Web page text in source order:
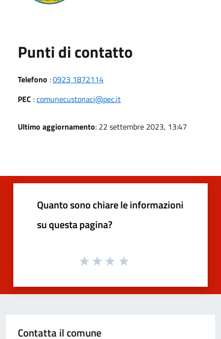
Punti di contatto
Telefono :0923 1872114
PEC :comunecustonaci@pec.it
Ultimo aggiornamento: 22 settembre 2023, 13:47
Quanto sono chiare le informazioni
su questa pagina?
Contatta il comune